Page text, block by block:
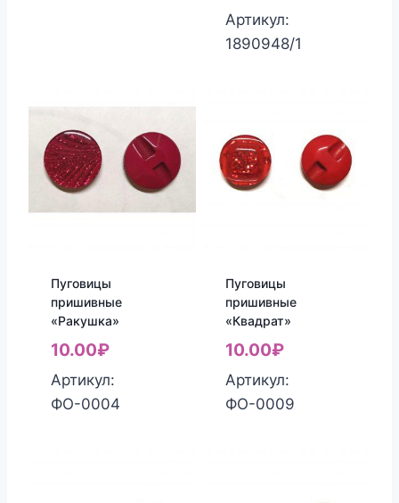
Артикул:
1890948/1
Пуговицы
пришивные
«Ракушка»
10.00₽
Артикул:
ФО-0004
Пуговицы
пришивные
«Квадрат»
10.00₽
Артикул:
ФО-0009